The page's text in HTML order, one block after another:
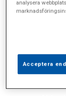
analysera
Acceptera